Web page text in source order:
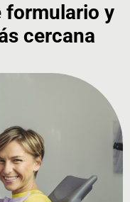
formulario y
cercana